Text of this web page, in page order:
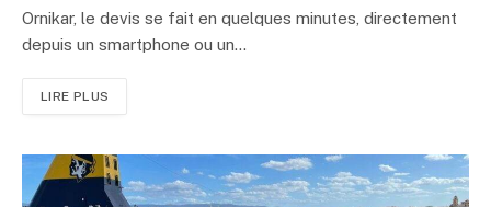
Ornikar, le devis se fait en quelques minutes, directement
depuis un smartphone ou un…
LIRE PLUS